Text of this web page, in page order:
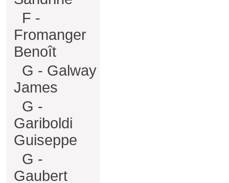
F -
Fromanger
Benoît
G - Galway
James
G -
Gariboldi
Guiseppe
G -
Gaubert